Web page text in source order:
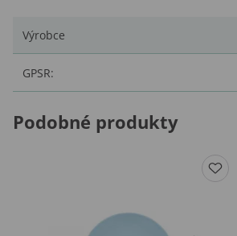
Výrobce
GPSR:
Podobné produkty